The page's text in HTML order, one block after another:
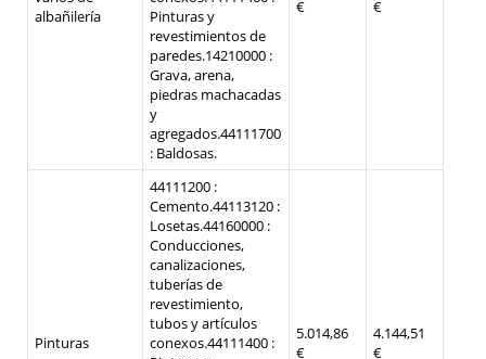
albañilería
Pinturas y
revestimientos de
paredes.14210000 :
Grava, arena,
piedras machacadas
y
agregados.44111700
: Baldosas.
€
€
Pinturas
44111200 :
Cemento.44113120 :
Losetas.44160000 :
Conducciones,
canalizaciones,
tuberías de
revestimiento,
tubos y artículos
conexos.44111400 :
5.014,86
€
4.144,51
€